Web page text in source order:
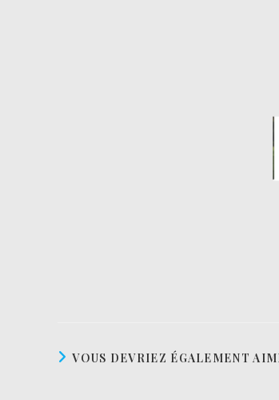
VOUS DEVRIEZ ÉGALEMENT